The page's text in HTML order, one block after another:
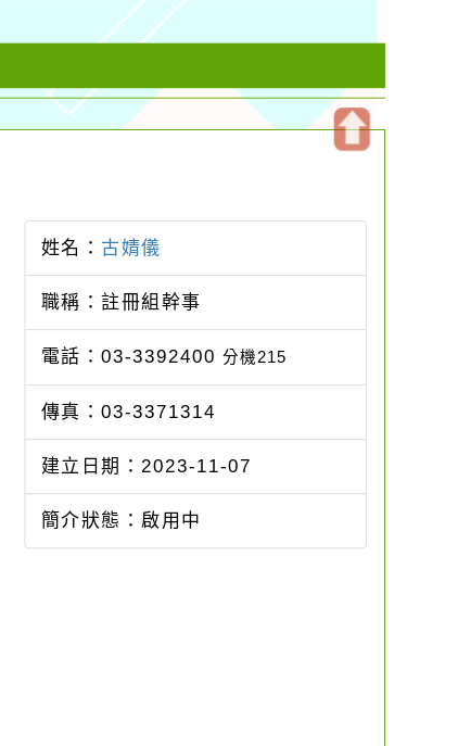
姓名： 古婧儀
職稱：註冊組幹事
電話：03-3392400分機215
傳真：03-3371314
建立日期：2023-11-07
簡介狀態：啟用中